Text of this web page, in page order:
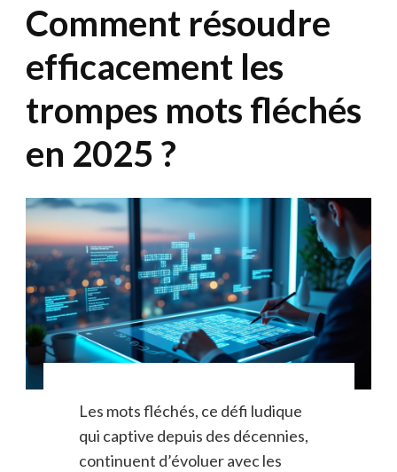
Comment résoudre
efficacement les
trompes mots fléchés
en 2025 ?
Les mots fléchés, ce défi ludique
qui captive depuis des décennies,
continuent d’évoluer avec les